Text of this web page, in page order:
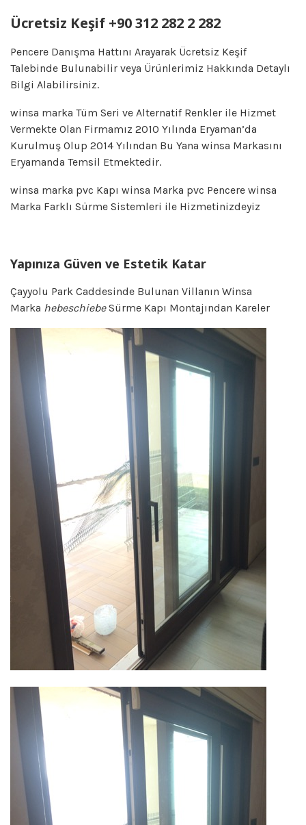
Ücretsiz Keşif +90 312 282 2 282
Pencere Danışma Hattını Arayarak Ücretsiz Keşif
Talebinde Bulunabilir veya Ürünlerimiz Hakkında Detaylı
Bilgi Alabilirsiniz.
winsa marka Tüm Seri ve Alternatif Renkler ile Hizmet
Vermekte Olan Firmamız 2010 Yılında Eryaman’da
Kurulmuş Olup 2014 Yılından Bu Yana winsa Markasını
Eryamanda Temsil Etmektedir.
winsa marka pvc Kapı winsa Marka pvc Pencere winsa
Marka Farklı Sürme Sistemleri ile Hizmetinizdeyiz
Yapınıza Güven ve Estetik Katar
Çayyolu Park Caddesinde Bulunan Villanın Winsa
Marka hebeschiebeSürme Kapı Montajından Kareler